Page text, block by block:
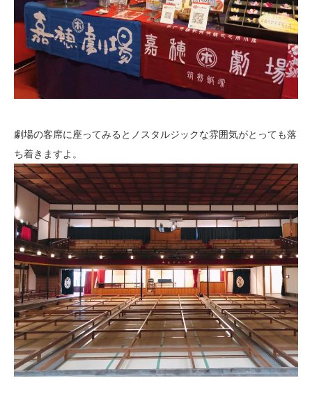
劇場の客席に座ってみるとノスタルジックな雰囲気がとっても落
ち着きますよ。